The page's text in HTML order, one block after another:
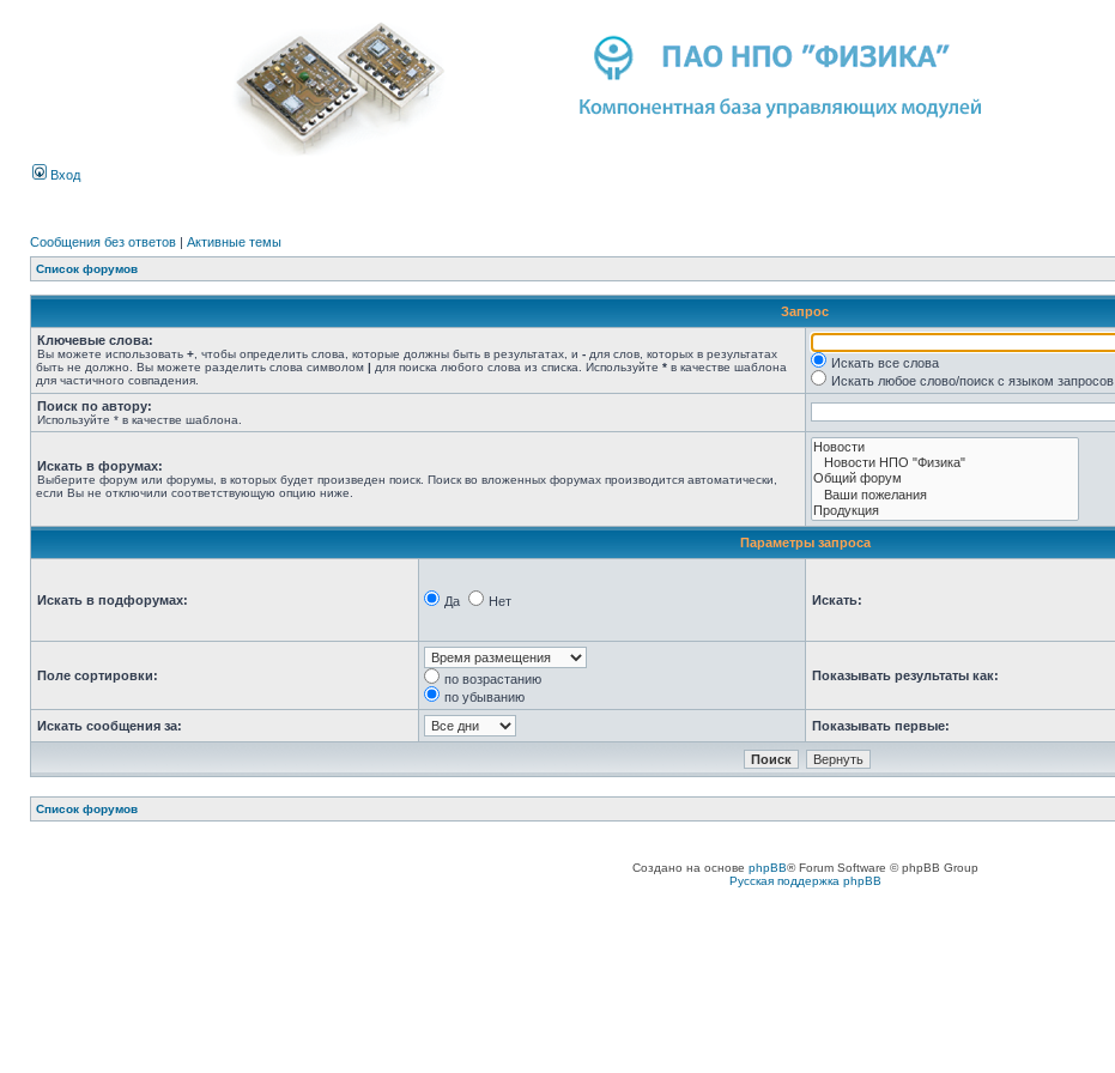
Вход
Сообщения без ответов | Активные темы
Список форумов
Запрос
Ключевые слова:
Вы можете использовать + , чтобы определить слова, которые должны быть в результатах, и - для слов, которых в результатах
быть не должно. Вы можете разделить слова символом | для поиска любого слова из списка. Используйте * в качестве шаблона
для частичного совпадения.
Искать все слова
Искать любое слово/поиск с языком запросов
Поиск по автору:
Используйте * в качестве шаблона.
Искать в форумах:
Выберите форум или форумы, в которых будет произведен поиск. Поиск во вложенных форумах производится автоматически,
если Вы не отключили соответствующую опцию ниже.
Параметры запроса
Искать в подфорумах: Да Нет Искать:
Поле сортировки:
по возрастанию
по убыванию
Показывать результаты как:
Искать сообщения за: Показывать первые:
Список форумов
Создано на основе phpBB® Forum Software © phpBB Group
Русская поддержка phpBB